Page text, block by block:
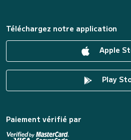
Téléchargez notre application
Apple
Play
Paiement vérifié par